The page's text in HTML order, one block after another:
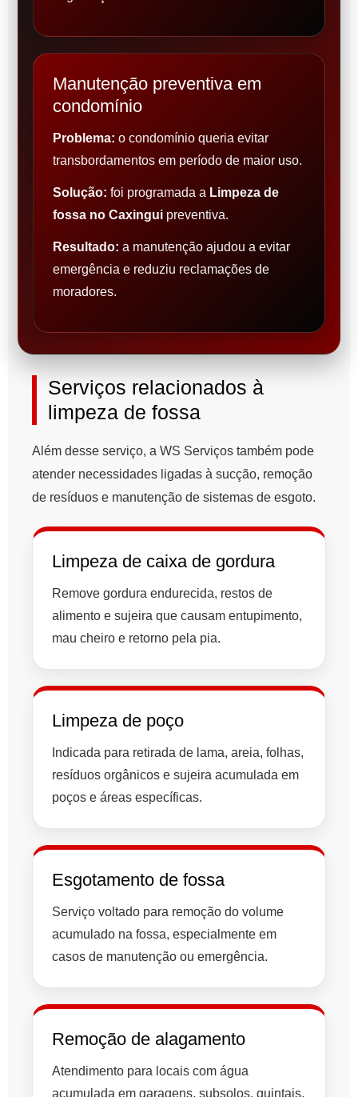
Manutenção preventiva em
condomínio
Problema: o condomínio queria evitar
transbordamentos em período de maior uso.
Solução: foi programada a Limpeza de
fossa no Caxingui preventiva.
Resultado: a manutenção ajudou a evitar
emergência e reduziu reclamações de
moradores.
Serviços relacionados à
limpeza de fossa
Além desse serviço, a WS Serviços também pode
atender necessidades ligadas à sucção, remoção
de resíduos e manutenção de sistemas de esgoto.
Limpeza de caixa de gordura
Remove gordura endurecida, restos de
alimento e sujeira que causam entupimento,
mau cheiro e retorno pela pia.
Limpeza de poço
Indicada para retirada de lama, areia, folhas,
resíduos orgânicos e sujeira acumulada em
poços e áreas específicas.
Esgotamento de fossa
Serviço voltado para remoção do volume
acumulado na fossa, especialmente em
casos de manutenção ou emergência.
Remoção de alagamento
Atendimento para locais com água
acumulada em garagens, subsolos, quintais,